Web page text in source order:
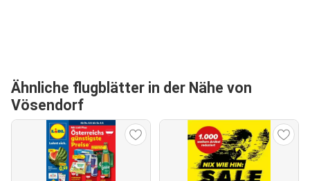
Ähnliche flugblätter in der Nähe von
Vösendorf